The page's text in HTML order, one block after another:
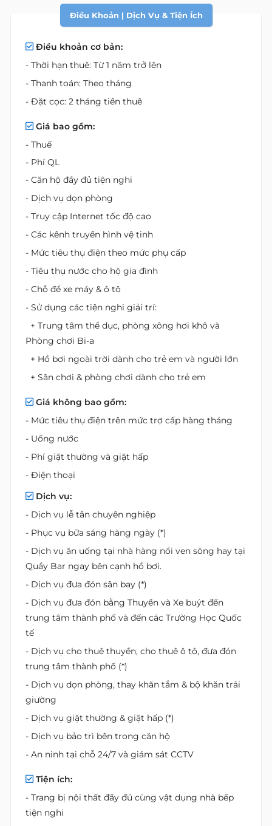
Điều Khoản | Dịch Vụ & Tiện Ích
Điều khoản cơ bản:
- Thời hạn thuê: Từ 1 năm trở lên
- Thanh toán: Theo tháng
- Đặt cọc: 2 tháng tiền thuê
Giá bao gồm:
- Thuế
- Phí QL
- Căn hộ đầy đủ tiện nghi
- Dịch vụ dọn phòng
- Truy cập Internet tốc độ cao
- Các kênh truyền hình vệ tinh
- Mức tiêu thụ điện theo mức phụ cấp
- Tiêu thụ nước cho hộ gia đình
- Chỗ để xe máy & ô tô
- Sử dụng các tiện nghi giải trí:
+ Trung tâm thể dục, phòng xông hơi khô và
Phòng chơi Bi-a
+ Hồ bơi ngoài trời dành cho trẻ em và người lớn
+ Sân chơi & phòng chơi dành cho trẻ em
Giá không bao gồm:
- Mức tiêu thụ điện trên mức trợ cấp hàng tháng
- Uống nước
- Phí giặt thường và giặt hấp
- Điện thoại
Dịch vụ:
- Dịch vụ lễ tân chuyên nghiệp
- Phục vụ bữa sáng hàng ngày (*)
- Dịch vụ ăn uống tại nhà hàng nổi ven sông hay tại
Quầy Bar ngay bên cạnh hồ bơi.
- Dịch vụ đưa đón sân bay (*)
- Dịch vụ đưa đón bằng Thuyền và Xe buýt đến
trung tâm thành phố và đến các Trường Học Quốc
tế
- Dịch vụ cho thuê thuyền, cho thuê ô tô, đưa đón
trung tâm thành phố (*)
- Dịch vụ dọn phòng, thay khăn tắm & bộ khăn trải
giường
- Dịch vụ giặt thường & giặt hấp (*)
- Dịch vụ bảo trì bên trong căn hộ
- An ninh tại chỗ 24/7 và giám sát CCTV
Tiện ích:
- Trang bị nội thất đầy đủ cùng vật dụng nhà bếp
tiện nghi